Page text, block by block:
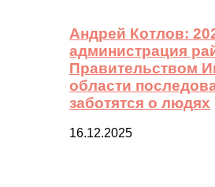
Андрей Котлов:
администрация
Правительством
области
заботятся о людях
16.12.2025